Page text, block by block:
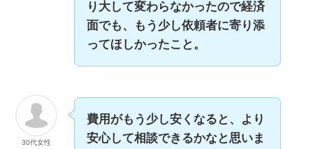
り大して変わらなかったので経済
面でも、もう少し依頼者に寄り添
ってほしかったこと。
30代女性
費用がもう少し安くなると、より
安心して相談できるかなと思いま